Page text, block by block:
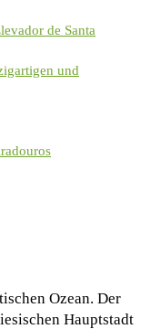
de Santa
und
Ozean. Der
Hauptstadt